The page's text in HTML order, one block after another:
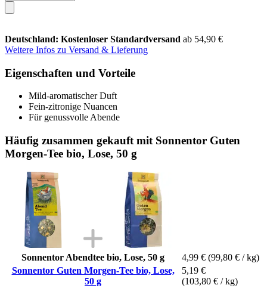
Deutschland: Kostenloser Standardversand ab 54,90 €
Weitere Infos zu Versand & Lieferung
Eigenschaften und Vorteile
Mild-aromatischer Duft
Fein-zitronige Nuancen
Für genussvolle Abende
Häufig zusammen gekauft mit Sonnentor Guten
Morgen-Tee bio, Lose, 50 g
Sonnentor Abendtee bio, Lose, 50 g 4,99 € (99,80 € / kg)
Sonnentor Guten Morgen-Tee bio, Lose,
50 g
5,19 €
(103,80 € / kg)